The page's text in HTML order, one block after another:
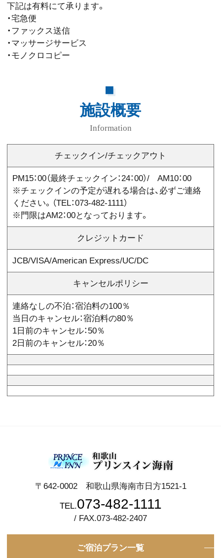
下記は有料にて承ります。
・宅急便
・ファックス送信
・マッサージサービス
・モノクロコピー
施設概要
Information
チェックイン/チェックアウト
PM15：00（最終チェックイン：24：00）/ AM10：00
※チェックインの予定が遅れる場合は、必ずご連絡
ください。（TEL：073-482-1111）
※門限はAM2：00となっております。
クレジットカード
JCB/VISA/American Express/UC/DC
キャンセルポリシー
連絡なしの不泊：宿泊料の100％
当日のキャンセル：宿泊料の80％
1日前のキャンセル：50％
2日前のキャンセル：20％
〒642-0002 和歌山県海南市日方1521-1
TEL.073-482-1111
/ FAX.073-482-2407
ご宿泊プラン一覧